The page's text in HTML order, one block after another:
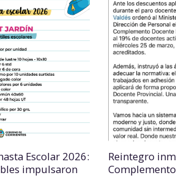
Escolar 2026:
impulsaron
Reintegro